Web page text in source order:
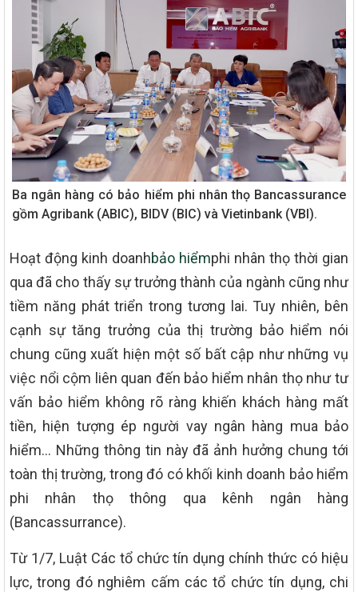
Ba ngân hàng có bảo hiểm phi nhân thọ Bancassurance
gồm Agribank (ABIC), BIDV (BIC) và Vietinbank (VBI).
Hoạt động kinh doanhbảo hiểmphi nhân thọ thời gian
qua đã cho thấy sự trưởng thành của ngành cũng như
tiềm năng phát triển trong tương lai. Tuy nhiên, bên
cạnh sự tăng trưởng của thị trường bảo hiểm nói
chung cũng xuất hiện một số bất cập như những vụ
việc nổi cộm liên quan đến bảo hiểm nhân thọ như tư
vấn bảo hiểm không rõ ràng khiến khách hàng mất
tiền, hiện tượng ép người vay ngân hàng mua bảo
hiểm… Những thông tin này đã ảnh hưởng chung tới
toàn thị trường, trong đó có khối kinh doanh bảo hiểm
phi nhân thọ thông qua kênh ngân hàng
(Bancassurrance).
Từ 1/7, Luật Các tổ chức tín dụng chính thức có hiệu
lực, trong đó nghiêm cấm các tổ chức tín dụng, chi